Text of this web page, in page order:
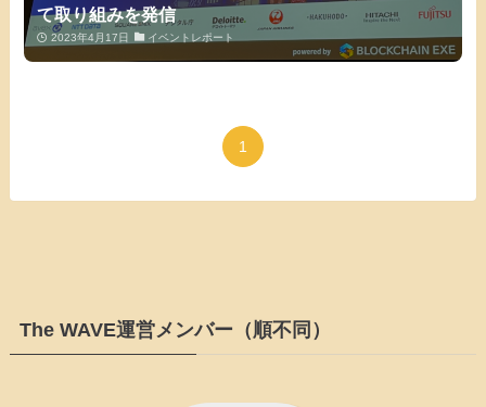
て取り組みを発信
2023年4月17日 イベントレポート
1
The WAVE運営メンバー（順不同）